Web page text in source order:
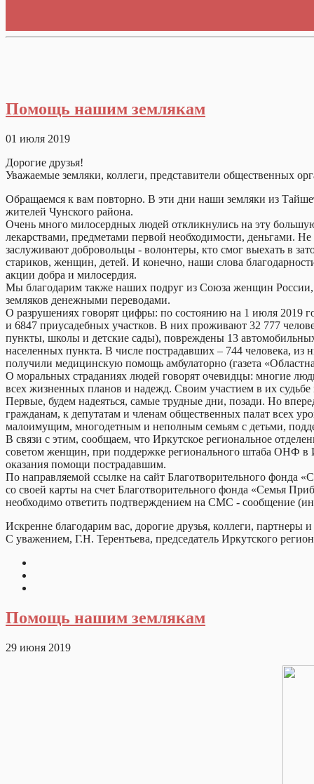
Помощь нашим землякам
01 июля 2019
Дорогие друзья!
Уважаемые земляки, коллеги, представители общественных
Обращаемся к вам повторно. В эти дни наши земляки из
жителей Чунского района.
Очень много милосердных людей откликнулись на эту
лекарствами, предметами первой необходимости, деньгами.
заслуживают добровольцы - волонтеры, кто смог выехать в
стариков, женщин, детей. И конечно, наши слова
акции добра и милосердия.
Мы благодарим также наших подруг из Союза женщин России,
земляков денежными переводами.
О разрушениях говорят цифры: по состоянию на 1 июля 2019
и 6847 приусадебных участков. В них проживают 32 777
пункты, школы и детские сады), повреждены 13
населенных пункта. В числе пострадавших – 744 человека, из
получили медицинскую помощь амбулаторно (газета
О моральных страданиях людей говорят очевидцы: многие
всех жизненных планов и надежд. Своим участием в их
Первые, будем надеяться, самые трудные дни, позади. Но
гражданам, к депутатам и членам общественных палат всех
малоимущим, многодетным и неполным семьям с детьми,
В связи с этим, сообщаем, что Иркутское региональное
советом женщин, при поддержке регионального штаба ОНФ в
оказания помощи пострадавшим.
По направляемой ссылке на сайт Благотворительного фонда
со своей карты на счет Благотворительного фонда «Семья
необходимо ответить подтверждением на СМС - сообщение
Искренне благодарим вас, дорогие друзья, коллеги, партнеры
С уважением, Г.Н. Терентьева, председатель Иркутского
Помощь нашим землякам
29 июня 2019